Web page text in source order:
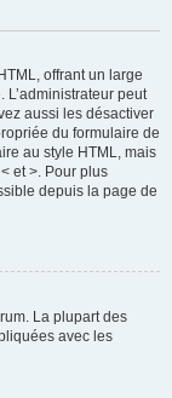
offrant un large
L’administrateur peut
aussi les désactiver
du formulaire de
au style HTML, mais
et >. Pour plus
depuis la page de
La plupart des
avec les